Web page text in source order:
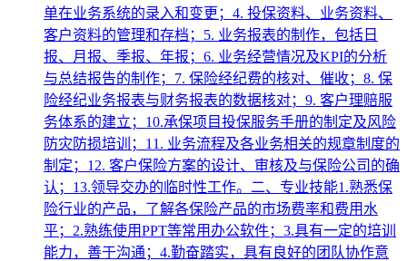
单在业务系统的录入和变更；4. 投保资料、业务资料、
客户资料的管理和存档；5. 业务报表的制作，包括日
报、月报、季报、年报；6. 业务经营情况及KPI的分析
与总结报告的制作；7. 保险经纪费的核对、催收；8. 保
险经纪业务报表与财务报表的数据核对；9. 客户理赔服
务体系的建立；10.承保项目投保服务手册的制定及风险
防灾防损培训；11. 业务流程及各业务相关的规章制度的
制定；12. 客户保险方案的设计、审核及与保险公司的确
认；13.领导交办的临时性工作。二、专业技能1.熟悉保
险行业的产品，了解各保险产品的市场费率和费用水
平；2.熟练使用PPT等常用办公软件；3.具有一定的培训
能力，善于沟通；4.勤奋踏实，具有良好的团队协作意